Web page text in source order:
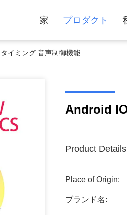
家 プロダクト
イミング 音声制御機能
Android
Product
Place of Origin:
ブランド名: